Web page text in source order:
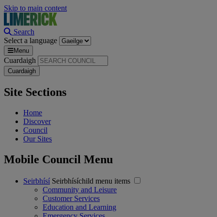
Skip to main content
Search
Select a language
Menu
Cuardaigh
Site Sections
Home
Discover
Council
Our Sites
Mobile Council Menu
Seirbhísí Seirbhísíchild menu items
Community and Leisure
Customer Services
Education and Learning